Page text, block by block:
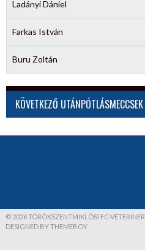
Ladányi Dániel
Farkas István
Buru Zoltán
KÖVETKEZŐ UTÁNPÓTLÁSMECCSEK
© 2026 TÖRÖKSZENTMIKLÓSI FC-VETERINER
DESIGNED BY THEMEBOY